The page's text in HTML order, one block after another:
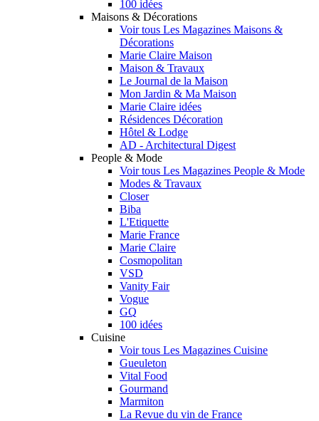
100 idées
Maisons & Décorations
Voir tous Les Magazines Maisons &
Décorations
Marie Claire Maison
Maison & Travaux
Le Journal de la Maison
Mon Jardin & Ma Maison
Marie Claire idées
Résidences Décoration
Hôtel & Lodge
AD - Architectural Digest
People & Mode
Voir tous Les Magazines People & Mode
Modes & Travaux
Closer
Biba
L'Etiquette
Marie France
Marie Claire
Cosmopolitan
VSD
Vanity Fair
Vogue
GQ
100 idées
Cuisine
Voir tous Les Magazines Cuisine
Gueuleton
Vital Food
Gourmand
Marmiton
La Revue du vin de France